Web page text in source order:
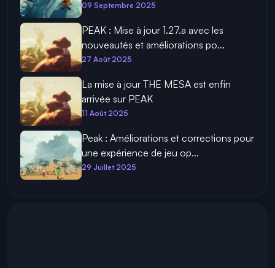
09 Septembre 2025
PEAK : Mise à jour 1.27.a avec les
nouveautés et améliorations po...
27 Août 2025
La mise à jour THE MESA est enfin
arrivée sur PEAK
11 Août 2025
Peak : Améliorations et corrections pour
une expérience de jeu op...
29 Juillet 2025